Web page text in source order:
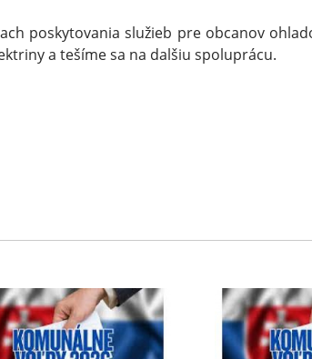
poskytovania služieb pre obcanov
a tešíme sa na dalšiu spoluprácu.